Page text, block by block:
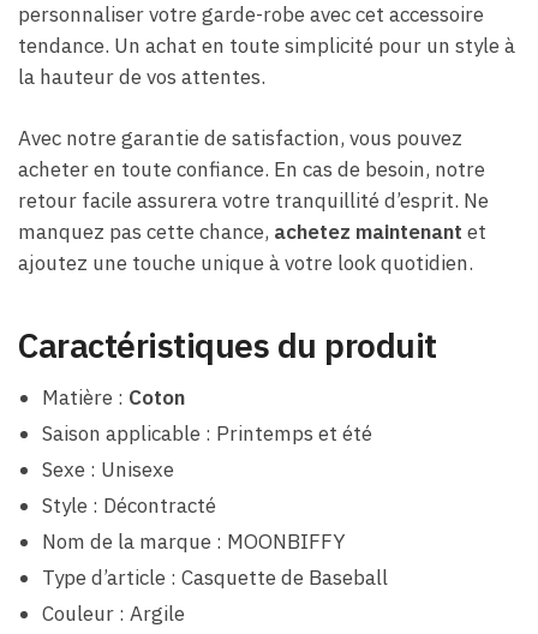
personnaliser votre garde-robe avec cet accessoire
tendance. Un achat en toute simplicité pour un style à
la hauteur de vos attentes.
Avec notre garantie de satisfaction, vous pouvez
acheter en toute confiance. En cas de besoin, notre
retour facile assurera votre tranquillité d’esprit. Ne
manquez pas cette chance, achetez maintenant et
ajoutez une touche unique à votre look quotidien.
Caractéristiques du produit
Matière : Coton
Saison applicable : Printemps et été
Sexe : Unisexe
Style : Décontracté
Nom de la marque : MOONBIFFY
Type d’article : Casquette de Baseball
Couleur : Argile